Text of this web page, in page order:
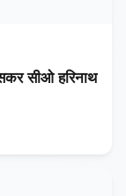
सीओ हरिनाथ